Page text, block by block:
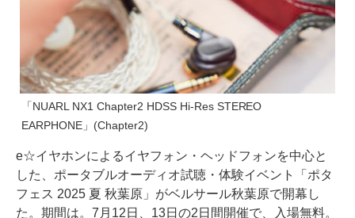
「NUARL NX1 Chapter2 HDSS Hi-Res STEREO
EARPHONE」(Chapter2)
e☆イヤホンによるイヤフォン・ヘッドフォンを中心と
した、ポータブルオーディオ試聴・体験イベント「ポタ
フェス 2025 夏 秋葉原」がベルサール秋葉原で開幕し
た。期間は。7月12日、13日の2日間開催で、入場無料。